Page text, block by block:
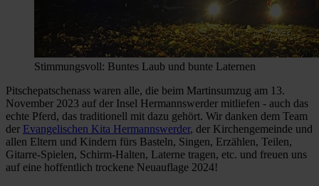
Stimmungsvoll: Buntes Laub und bunte Laternen
Pitschepatschenass waren alle, die beim Martinsumzug am 13.
November 2023 auf der Insel Hermannswerder mitliefen - auch das
echte Pferd, das traditionell mit dazu gehört. Wir danken dem Team
der Evangelischen Kita Hermannswerder, der Kirchengemeinde und
allen Eltern und Kindern fürs Basteln, Singen, Erzählen, Teilen,
Gitarre-Spielen, Schirm-Halten, Laterne tragen, etc. und freuen uns
auf eine hoffentlich trockene Neuauflage 2024!